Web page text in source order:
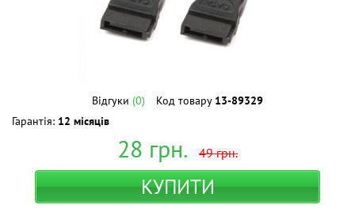
Відгуки (0) Код товару 13-89329
Гарантія: 12 місяців
28 грн. 49грн.
КУПИТИ